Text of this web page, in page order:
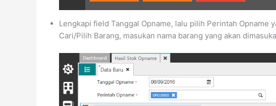
Lengkapi field Tanggal Opname, lalu pilih Perintah Opname
Cari/Pilih Barang, masukan nama barang yang akan